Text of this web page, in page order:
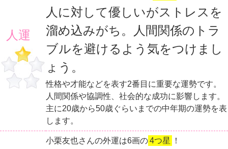
人運
人に対して優しいがストレスを
溜め込みがち。人間関係のトラ
ブルを避けるよう気をつけまし
ょう。
性格や才能などを表す2番目に重要な運勢です。
人間関係や協調性、社会的な成功に影響します。
主に20歳から50歳ぐらいまでの中年期の運勢を表
します。
小栗友也さんの外運は6画の4つ星 ！